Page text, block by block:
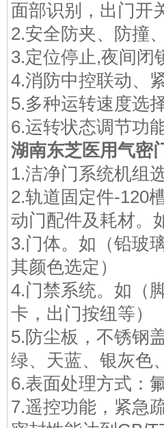
面部识别，出门开
2.安全防夹、防撞
3.定位停止,夜间
4.消防中控联动、
5.多种运转速度选
6.运转状态调节功
湖南东芝医用气密
1.洁净门系统机组选
2.轨道固定件-120
动门配件及耗材。
3.门体。如（铅玻
其颜色选定）
4.门禁系统。如（
卡，出门按纽等）
5.防尘板，不锈钢
绿、天蓝、银灰色
6.表面处理方式：
7.遥控功能，紧急